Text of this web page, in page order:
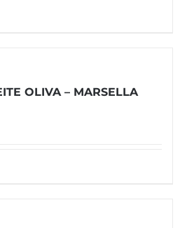
OLIVA – MARSELLA